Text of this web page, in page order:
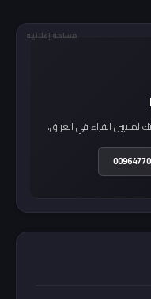
مساحة إعلانية
القراء في العراق.